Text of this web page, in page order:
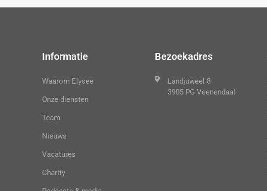
Informatie
Waarom Elysee
Onze diensten
Team
Nieuws
Vacatures
Charity
Bezoekadres
Landjuweel 8
3905 PG Veenendaal